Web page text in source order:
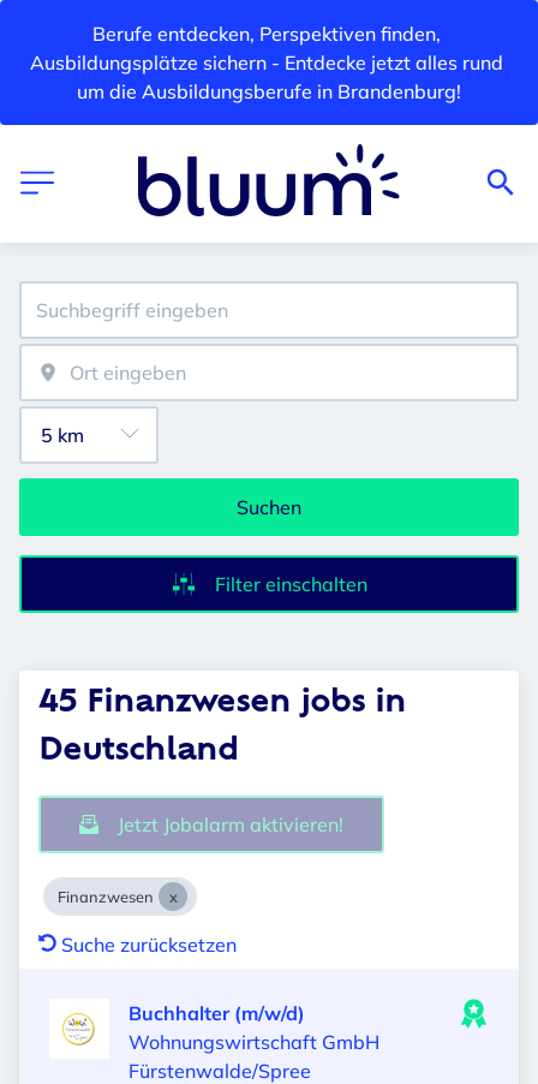
Berufe entdecken, Perspektiven finden,
Ausbildungsplätze sichern - Entdecke jetzt alles rund
um die Ausbildungsberufe in Brandenburg!
Suchen
Filter einschalten
45 Finanzwesen jobs in
Deutschland
Jetzt Jobalarm aktivieren!
Finanzwesen
Suche zurücksetzen
Buchhalter (m/w/d)
Wohnungswirtschaft GmbH
Fürstenwalde/Spree